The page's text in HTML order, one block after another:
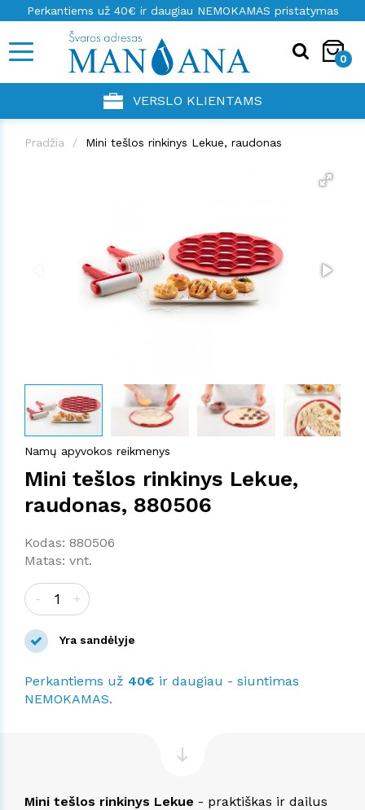
Perkantiems už 40€ ir daugiau NEMOKAMAS pristatymas
0
VERSLO KLIENTAMS
Pradžia Mini tešlos rinkinys Lekue, raudonas
Namų apyvokos reikmenys
Mini tešlos rinkinys Lekue,
raudonas, 880506
Kodas: 880506
Matas: vnt.
- +
Yra sandėlyje
Perkantiems už 40€ ir daugiau - siuntimas
NEMOKAMAS.
Mini tešlos rinkinys Lekue - praktiškas ir dailus